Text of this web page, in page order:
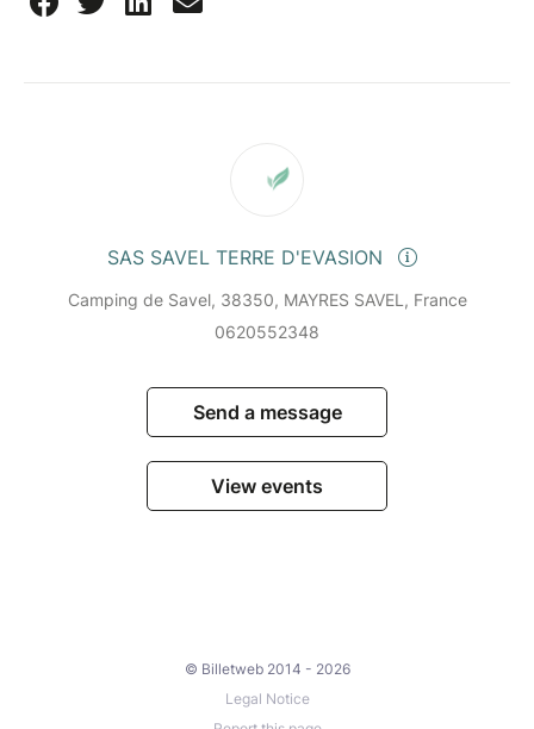
SAS SAVEL TERRE D'EVASION
Camping de Savel, 38350, MAYRES SAVEL, France
0620552348
Send a message
View events
© Billetweb 2014 - 2026
Legal Notice